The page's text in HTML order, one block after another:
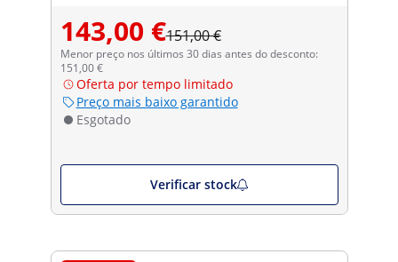
143,00 €151,00 €
Menor preço nos últimos 30 dias antes do desconto:
151,00 €
Oferta por tempo limitado
Preço mais baixo garantido
Esgotado
Verificar stock